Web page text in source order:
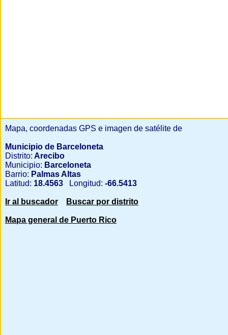
Mapa, coordenadas GPS e imagen de satélite de
Municipio de Barceloneta
Distrito: Arecibo
Municipio: Barceloneta
Barrio: Palmas Altas
Latitud: 18.4563 Longitud: -66.5413
Ir al buscador Buscar por distrito
Mapa general de Puerto Rico